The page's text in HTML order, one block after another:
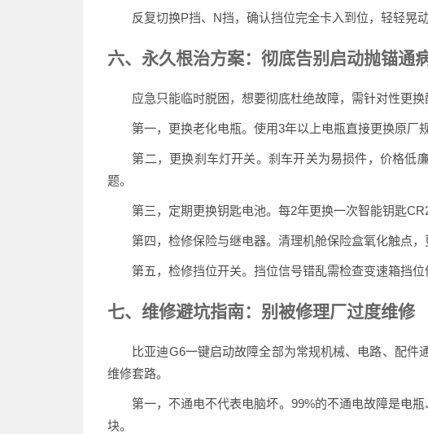
反复切换P挡、N挡，确认挡位完全卡入到位，轻轻晃动
六、永久根治方案：彻底告别启动抛锚通
应急只能临时脱困，想要彻底杜绝故障，需针对性更换
第一，更换老化电瓶。使用3年以上电瓶直接更换原厂
第二，更换刹车灯开关。刹车开关为易损件，价格低
题。
第三，定期更换钥匙电池。每2年更换一次智能钥匙
第四，检修保险与继电器。清理机舱保险盒氧化触点，
第五，检修挡位开关。挡位信号错乱需检查变速箱挡位
七、维修避坑指南：别被修理厂过度维修
比亚迪G6一键启动故障全部为常规机械、电路、配件
维修套路。
第一，不通电不代表电脑坏。99%的不通电故障是电瓶
块。